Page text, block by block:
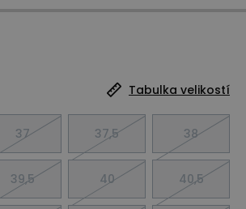
Tabulka velikostí
37 37,5 38
39,5 40 40,5